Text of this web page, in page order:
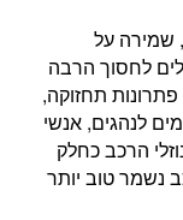
שמירה על
לחסוך הרבה
פתרונות תחזוקה,
לנהגים, אנשי
הרכב כחלק
נשמר טוב יותר